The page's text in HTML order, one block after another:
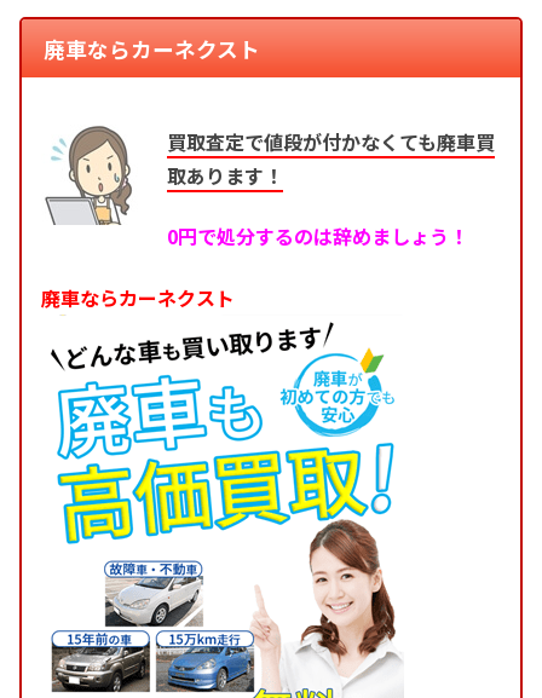
廃車ならカーネクスト
買取査定で値段が付かなくても廃車買
取あります！
0円で処分するのは辞めましょう！
廃車ならカーネクスト